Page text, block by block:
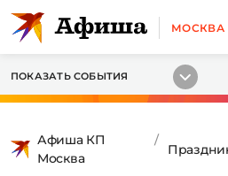
МОСКВА
ПОКАЗАТЬ СОБЫТИЯ
Афиша КП
Москва